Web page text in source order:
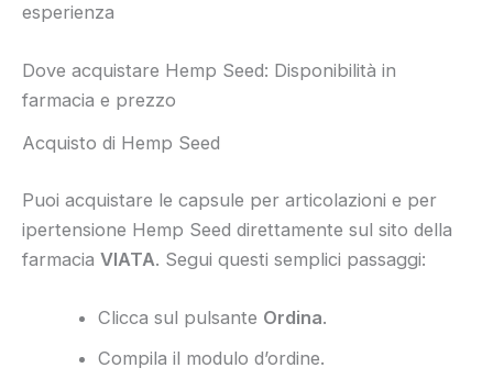
esperienza
Dove acquistare Hemp Seed: Disponibilità in
farmacia e prezzo
Acquisto di Hemp Seed
Puoi acquistare le capsule per articolazioni e per
ipertensione Hemp Seed direttamente sul sito della
farmacia VIATA. Segui questi semplici passaggi:
Clicca sul pulsante Ordina.
Compila il modulo d’ordine.